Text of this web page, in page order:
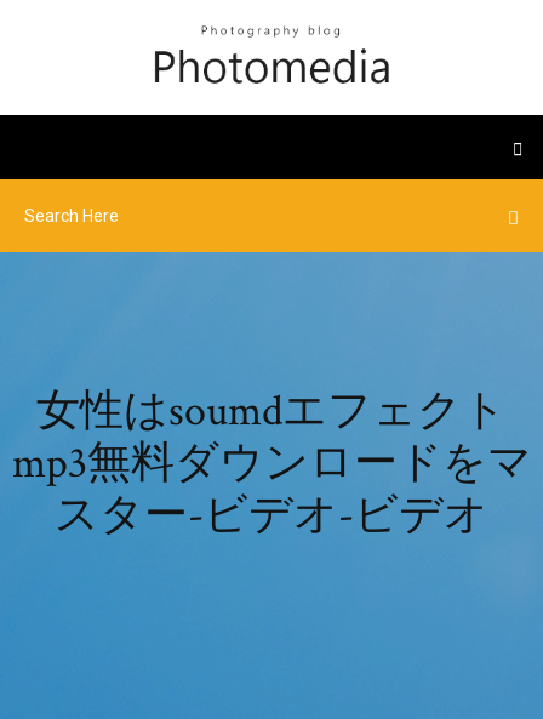
女性はsoumdエフェクト
mp3無料ダウンロードをマ
スター-ビデオ-ビデオ